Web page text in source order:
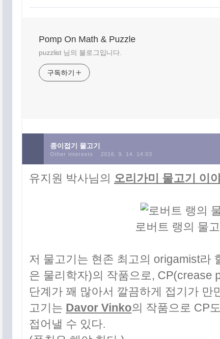
Pomp On Math & Puzzle
puzzlist 님의 블로그입니다.
구독하기
종이접기 물고기
Other interests 2016. 9. 14. 14:03
유지원 박사님의 오리가미 물고기 이
로버트 랭의 물
저 물고기는 현존 최고의 origamist라
은 물리학자)의 작품으로, CP(crease
단계가 꽤 많아서 깔끔하게 접기가 만
고기는 Davor Vinko의 작품으로 CP
접어낼 수 있다.